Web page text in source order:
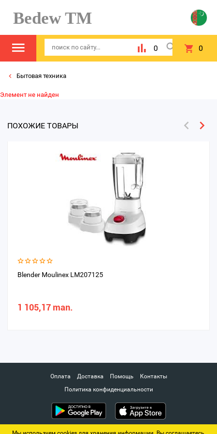
Bedew TM
0 0
Бытовая техника
Элемент не найден
ПОХОЖИЕ ТОВАРЫ
Blender Moulinex LM207125
1 105,17 man.
Оплата Доставка Помощь
Контакты
Политика конфиденциальности